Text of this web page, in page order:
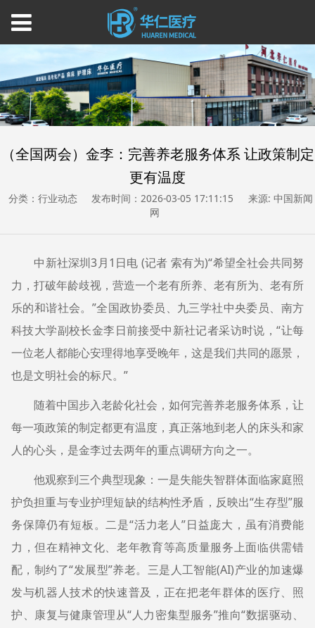
（全国两会）金李：完善养老服务体系 让政策制定
更有温度
分类：行业动态 发布时间：2026-03-05 17:11:15
来源: 中国新闻
网
中新社深圳3月1日电 (记者 索有为)“希望全社会共同努
力，打破年龄歧视，营造一个老有所养、老有所为、老有所
乐的和谐社会。”全国政协委员、九三学社中央委员、南方
科技大学副校长金李日前接受中新社记者采访时说，“让每
一位老人都能心安理得地享受晚年，这是我们共同的愿景，
也是文明社会的标尺。”
随着中国步入老龄化社会，如何完善养老服务体系，让
每一项政策的制定都更有温度，真正落地到老人的床头和家
人的心头，是金李过去两年的重点调研方向之一。
他观察到三个典型现象：一是失能失智群体面临家庭照
护负担重与专业护理短缺的结构性矛盾，反映出“生存型”服
务保障仍有短板。二是“活力老人”日益庞大，虽有消费能
力，但在精神文化、老年教育等高质量服务上面临供需错
配，制约了“发展型”养老。三是人工智能(AI)产业的加速爆
发与机器人技术的快速普及，正在把老年群体的医疗、照
护、康复与健康管理从“人力密集型服务”推向“数据驱动、